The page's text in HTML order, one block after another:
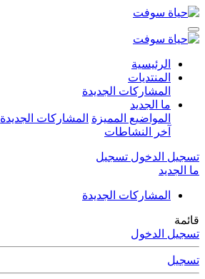
الرئيسية
المنتديات
المشاركات الجديدة
ما الجديد
المواضيع المميزة المشاركات الجديدة
آخر النشاطات
تسجيل الدخول تسجيل
ما الجديد
المشاركات الجديدة
قائمة
تسجيل الدخول
تسجيل